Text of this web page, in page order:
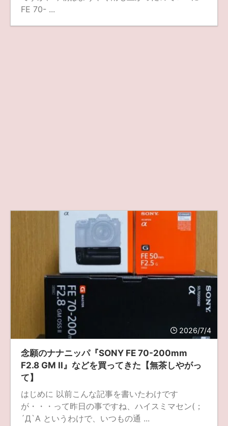
FE 70- ...
2026/7/4
念願のナナニッパ『SONY FE 70-200mm
F2.8 GM II』などを買ってきた【無茶しやがっ
て】
はじめに 以前こんな記事を書いたわけです
が・・・って昨日の事ですね、ハイスミマセン(；
´Д`A というわけで、いつもの通 ...